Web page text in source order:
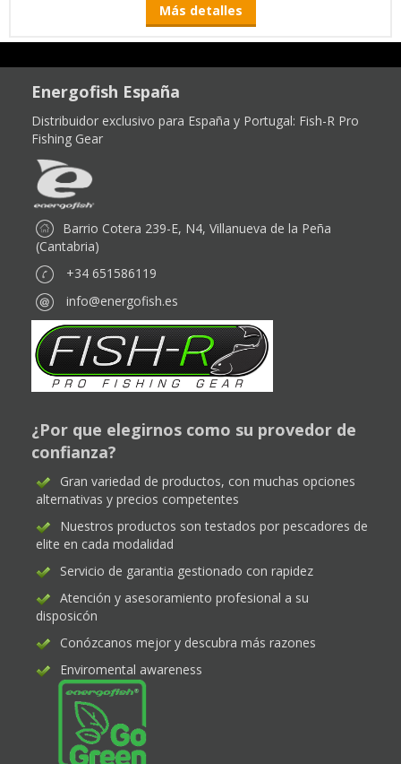
Más detalles
Energofish España
Distribuidor exclusivo para España y Portugal: Fish-R Pro
Fishing Gear
Barrio Cotera 239-E, N4, Villanueva de la Peña
(Cantabria)
+34 651586119
info@energofish.es
¿Por que elegirnos como su provedor de
confianza?
Gran variedad de productos, con muchas opciones
alternativas y precios competentes
Nuestros productos son testados por pescadores de
elite en cada modalidad
Servicio de garantia gestionado con rapidez
Atención y asesoramiento profesional a su
disposicón
Conózcanos mejor y descubra más razones
Enviromental awareness